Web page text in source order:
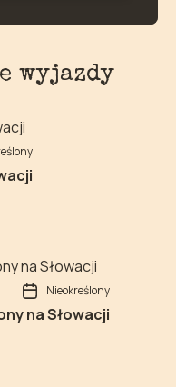
wyjazdy
Nieokreślony
na Słowacji